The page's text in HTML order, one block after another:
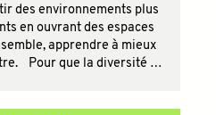
des environnements plus
en ouvrant des espaces
apprendre à mieux
Pour que la diversité …